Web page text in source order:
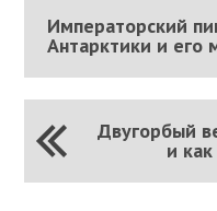
Императорский
Антарктики и его
Двугорбый
и